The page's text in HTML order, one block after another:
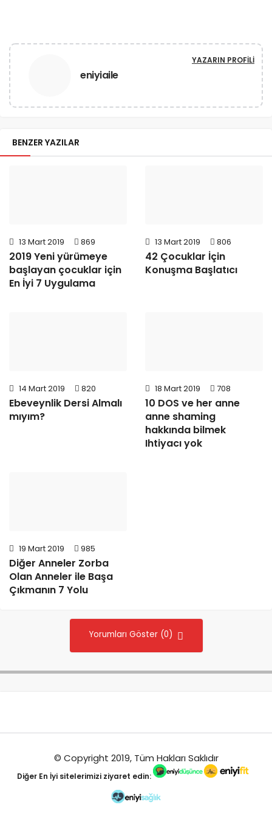
eniyiaile
YAZARIN PROFILI
BENZER YAZILAR
13 Mart 2019 869
2019 Yeni yürümeye
başlayan çocuklar için
En İyi 7 Uygulama
13 Mart 2019 806
42 Çocuklar İçin
Konuşma Başlatıcı
14 Mart 2019 820
Ebeveynlik Dersi Almalı
mıyım?
18 Mart 2019 708
10 DOS ve her anne
anne shaming
hakkında bilmek
Ihtiyacı yok
19 Mart 2019 985
Diğer Anneler Zorba
Olan Anneler ile Başa
Çıkmanın 7 Yolu
Yorumları Göster (0)
© Copyright 2019, Tüm Hakları Saklıdır
Diğer En İyi sitelerimizi ziyaret edin: